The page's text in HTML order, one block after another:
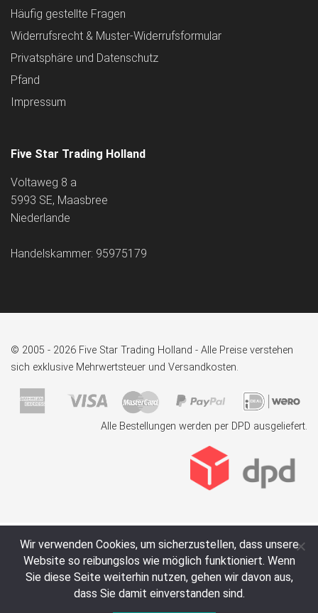
Häufig gestellte Fragen
Widerrufsrecht & Muster-Widerrufsformular
Privatsphäre und Datenschutz
Pfand
Impressum
Five Star Trading Holland
Voltaweg 8 a
5993 SE, Maasbree
Niederlande
Handelskammer: 95975179
© 2005 - 2026 Five Star Trading Holland - Alle Preise verstehen
sich exklusive Mehrwertsteuer und Versandkosten.
Alle Bestellungen werden per DPD ausgeliefert.
Wir verwenden Cookies, um sicherzustellen, dass unsere
Website so reibungslos wie möglich funktioniert. Wenn
Sie diese Seite weiterhin nutzen, gehen wir davon aus,
dass Sie damit einverstanden sind.